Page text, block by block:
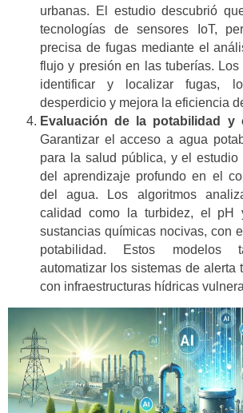
urbanas. El estudio descubrió
tecnologías de sensores IoT,
precisa de fugas mediante el
flujo y presión en las tuberías. Los
identificar y localizar fugas,
desperdicio y mejora la eficiencia
Evaluación de la potabilidad y
Garantizar el acceso a agua
para la salud pública, y el estudio
del aprendizaje profundo en el
del agua. Los algoritmos
calidad como la turbidez, el pH
sustancias químicas nocivas, con
potabilidad. Estos modelos
automatizar los sistemas de alerta
con infraestructuras hídricas